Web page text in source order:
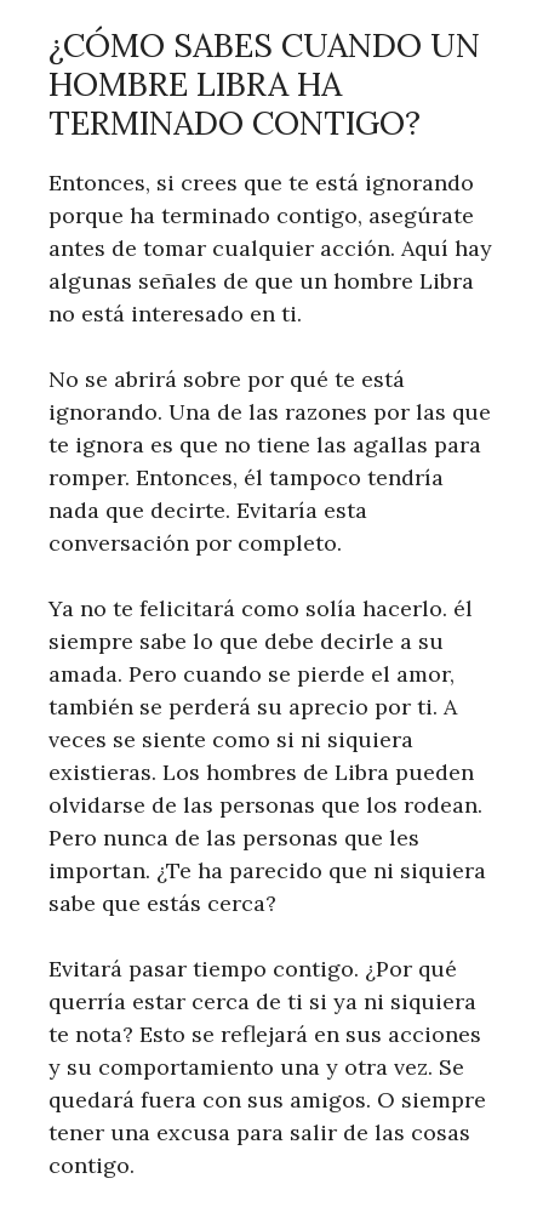
¿CÓMO SABES CUANDO UN
HOMBRE LIBRA HA
TERMINADO CONTIGO?
Entonces, si crees que te está ignorando
porque ha terminado contigo, asegúrate
antes de tomar cualquier acción. Aquí hay
algunas señales de que un hombre Libra
no está interesado en ti.
No se abrirá sobre por qué te está
ignorando. Una de las razones por las que
te ignora es que no tiene las agallas para
romper. Entonces, él tampoco tendría
nada que decirte. Evitaría esta
conversación por completo.
Ya no te felicitará como solía hacerlo. él
siempre sabe lo que debe decirle a su
amada. Pero cuando se pierde el amor,
también se perderá su aprecio por ti. A
veces se siente como si ni siquiera
existieras. Los hombres de Libra pueden
olvidarse de las personas que los rodean.
Pero nunca de las personas que les
importan. ¿Te ha parecido que ni siquiera
sabe que estás cerca?
Evitará pasar tiempo contigo. ¿Por qué
querría estar cerca de ti si ya ni siquiera
te nota? Esto se reflejará en sus acciones
y su comportamiento una y otra vez. Se
quedará fuera con sus amigos. O siempre
tener una excusa para salir de las cosas
contigo.